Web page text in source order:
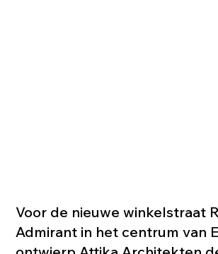
Voor de nieuwe winkelstraat
Admirant in het centrum van